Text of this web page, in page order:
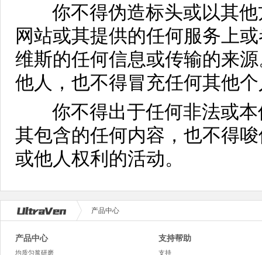
你不得伪造标头或以其他
网站或其提供的任何服务上
维斯的任何信息或传输的来
他人，也不得冒充任何其他
你不得出于任何非法或本
其包含的任何内容，也不得
或他人权利的活动。
产品中心
产品中心
均质匀浆研磨
支持帮助
支持